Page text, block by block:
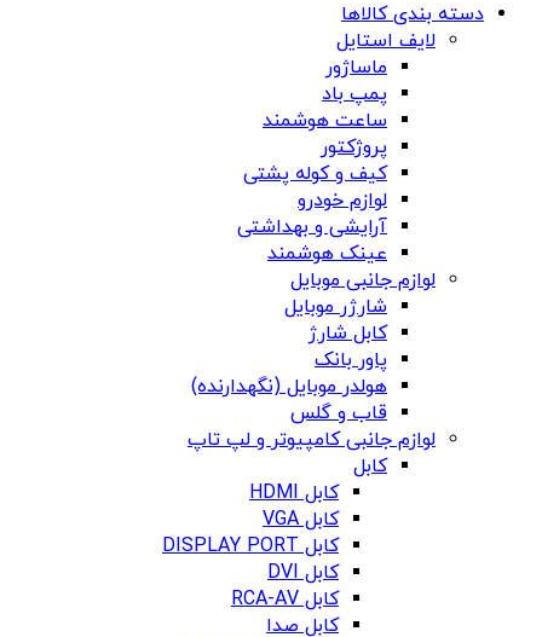
دسته بندی کالاها
لایف استایل
ماساژور
پمپ باد
ساعت هوشمند
پروژکتور
کیف و کوله پشتی
لوازم خودرو
آرایشی و بهداشتی
عینک هوشمند
لوازم جانبی موبایل
شارژر موبایل
کابل شارژ
پاور بانک
هولدر موبایل (نگهدارنده)
قاب و گلس
لوازم جانبی کامپیوتر و لپ تاپ
کابل
کابل HDMI
کابل VGA
کابل DISPLAY PORT
کابل DVI
کابل RCA-AV
کابل صدا